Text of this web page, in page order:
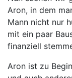
Aron, in dem
Mann nicht nur
mit ein paar
finanziell
Aron ist zu